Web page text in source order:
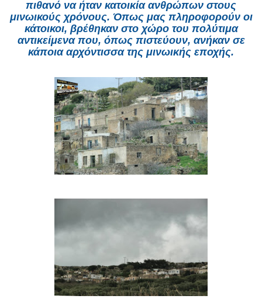
πιθανό να ήταν κατοικία ανθρώπων στους
μινωικούς χρό­νους. Όπως μας πληροφορούν οι
κάτοικοι, βρέθηκαν στο χώρο του πολύτιμα
αντικεί­μενα που, όπως πιστεύουν, ανήκαν σε
κάποια αρχόντισσα της μινωικής εποχής.